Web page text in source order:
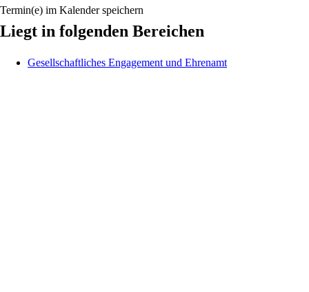
Termin(e) im Kalender speichern
Liegt in folgenden Bereichen
Gesellschaftliches Engagement und Ehrenamt